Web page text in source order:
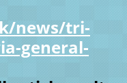
news/tri-
general-